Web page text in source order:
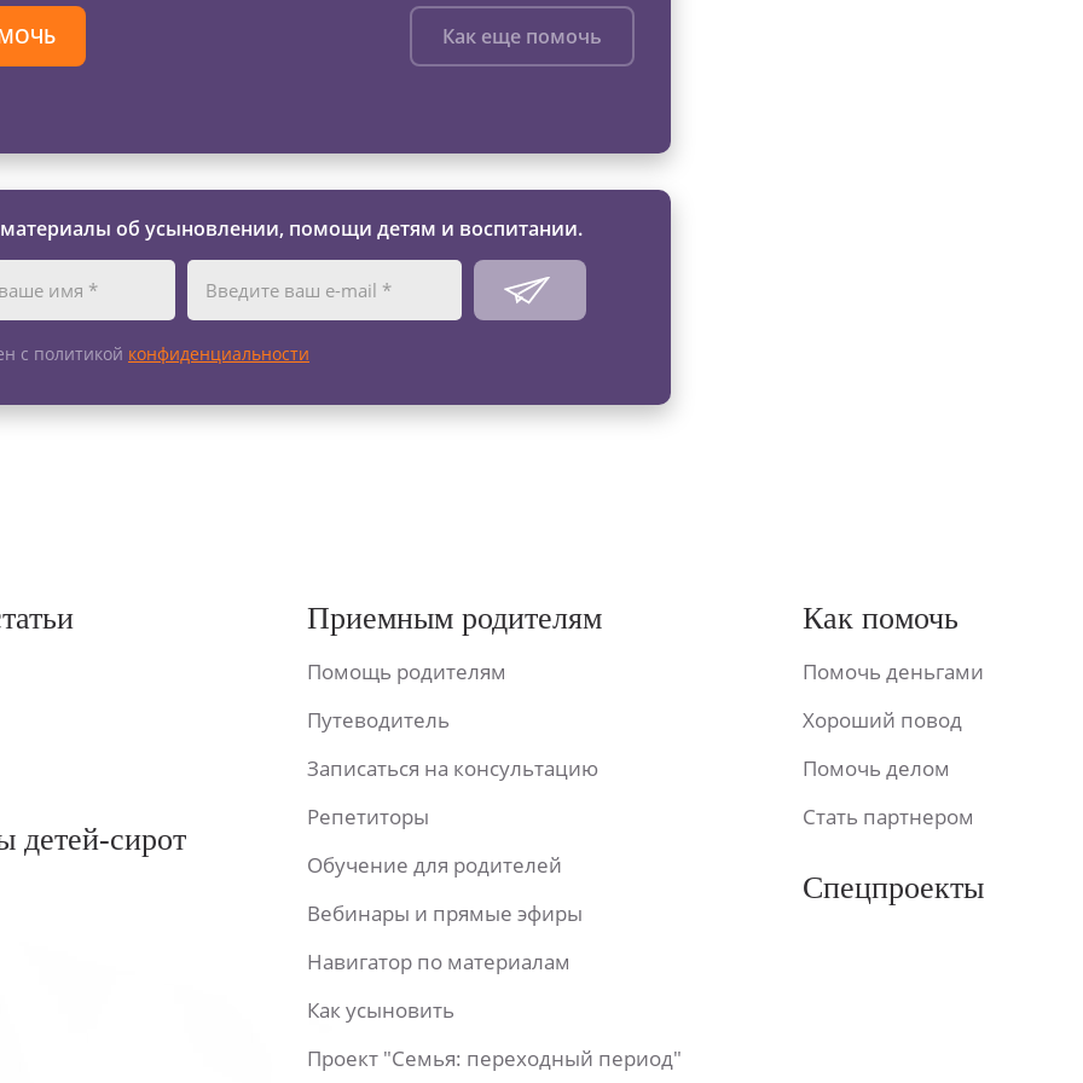
Как еще помочь
об усыновлении, помощи детям и воспитании.
с политикой конфиденциальности
детей-сирот
Приемным родителям
Помощь родителям
Путеводитель
Записаться на консультацию
Репетиторы
Обучение для родителей
Вебинары и прямые эфиры
Навигатор по материалам
Как усыновить
Проект "Семья: переходный период"
Как помочь
Помочь деньгами
Хороший повод
Помочь делом
Стать партнером
Спецпроекты